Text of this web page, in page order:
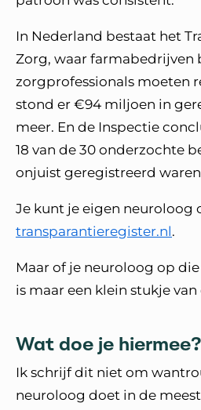
In Nederland bestaat het
Zorg, waar farmabedrijven
zorgprofessionals moeten
stond er €94 miljoen in
meer. En de Inspectie
18 van de 30 onderzochte
onjuist geregistreerd
Je kunt je eigen neuroloog
transparantieregister.nl.
Maar of je neuroloog op
is maar een klein stukje
Wat doe je hiermee?
Ik schrijf dit niet om
neuroloog doet in de